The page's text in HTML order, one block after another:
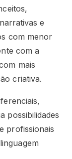
e
com menor
com a
mais
criativa.
possibilidades
profissionais